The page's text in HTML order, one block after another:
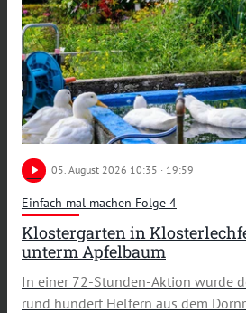
play_arrow 05. August 2026 10:35 · 19:59
Einfach mal machen Folge 4
Klostergarten in
unterm Apfelbaum
In einer 72-Stunden-Aktion wurde
rund hundert Helfern aus dem